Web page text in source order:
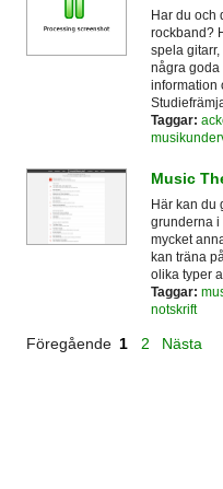
Har du och
rockband?
spela
några goda
information
Taggar:
Music
Här kan du
grunderna i
mycket
kan träna
olika typer
Taggar:
notskrift
Föregående 1 2 Nästa